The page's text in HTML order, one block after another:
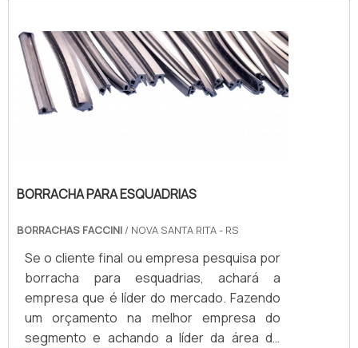
BORRACHA PARA ESQUADRIAS
BORRACHAS FACCINI / NOVA SANTA RITA - RS
Se o cliente final ou empresa pesquisa por
borracha para esquadrias, achará a
empresa que é líder do mercado. Fazendo
um orçamento na melhor empresa do
segmento e achando a líder da área de